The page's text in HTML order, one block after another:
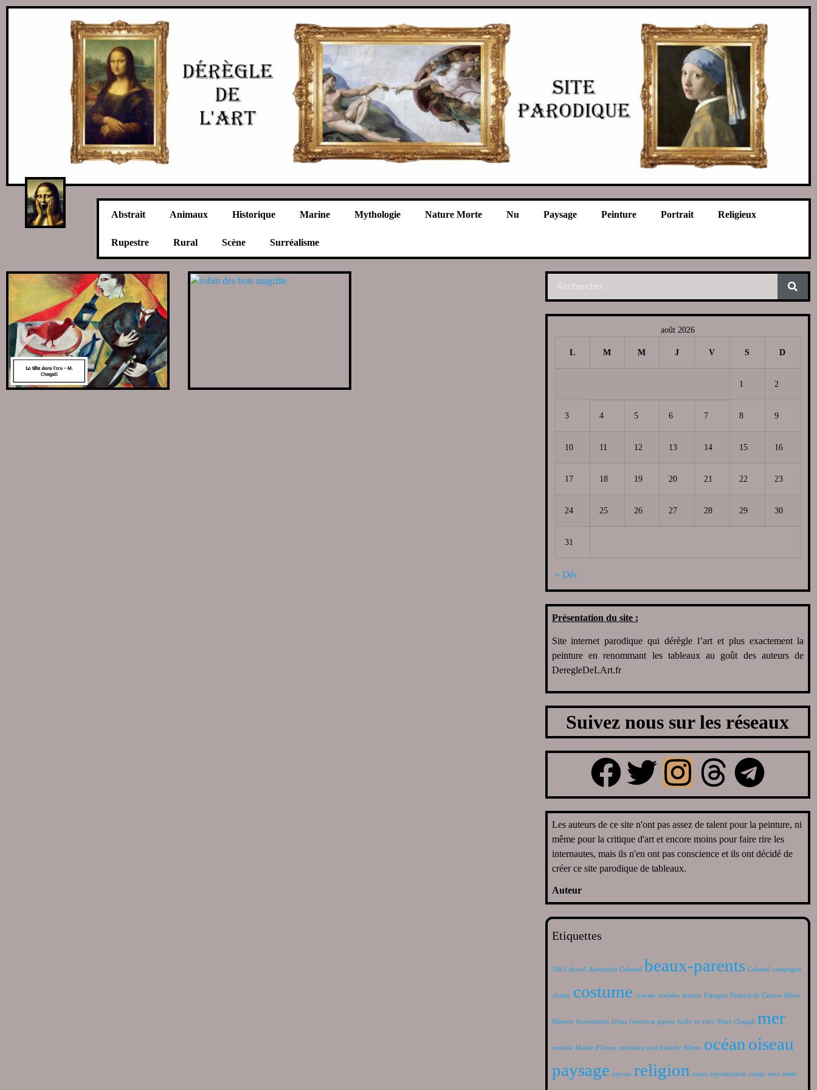
Abstrait Animaux Historique Marine Mythologie Nature Morte Nu Paysage Peinture Portrait Religieux
Rupestre Rural Scène Surréalisme
août 2026
L M M J V S D
1 2
3 4 5 6 7 8 9
10 11 12 13 14 15 16
17 18 19 20 21 22 23
24 25 26 27 28 29 30
31
« Déc
Présentation du site :
Site internet parodique qui dérègle l’art et plus exactement la
peinture en renommant les tableaux au goût des auteurs de
DeregleDeLArt.fr
Suivez nous sur les réseaux
Les auteurs de ce site n'ont pas assez de talent pour la peinture, ni
même pour la critique d'art et encore moins pour faire rire les
internautes, mais ils n'en ont pas conscience et ils ont décidé de
créer ce site parodique de tableaux.
Auteur
Etiquettes
1863 alcool Alexandre Cabanel beaux-parents Cabanel campagne
champ costume cravate céréales dormir Espagne Festival de Cannes flâner
flânerie fécondation férias Guernica guerre huile in vitro Marc Chagall mer
montée Musée d'Orsay nucléaire nuit blanche Nîmes océan oiseau
paysage paysan religion repos reproduction rouge sexe sieste